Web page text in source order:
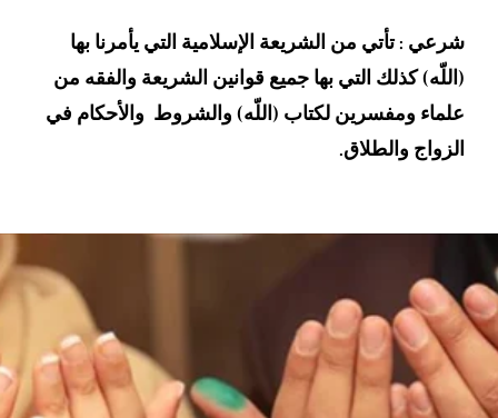
شرعي : تأتي من الشريعة الإسلامية التي يأمرنا بها
(اللّه) كذلك التي بها جميع قوانين الشريعة والفقه من
علماء ومفسرين لكتاب (اللّه) والشروط والأحكام في
الزواج والطلاق.